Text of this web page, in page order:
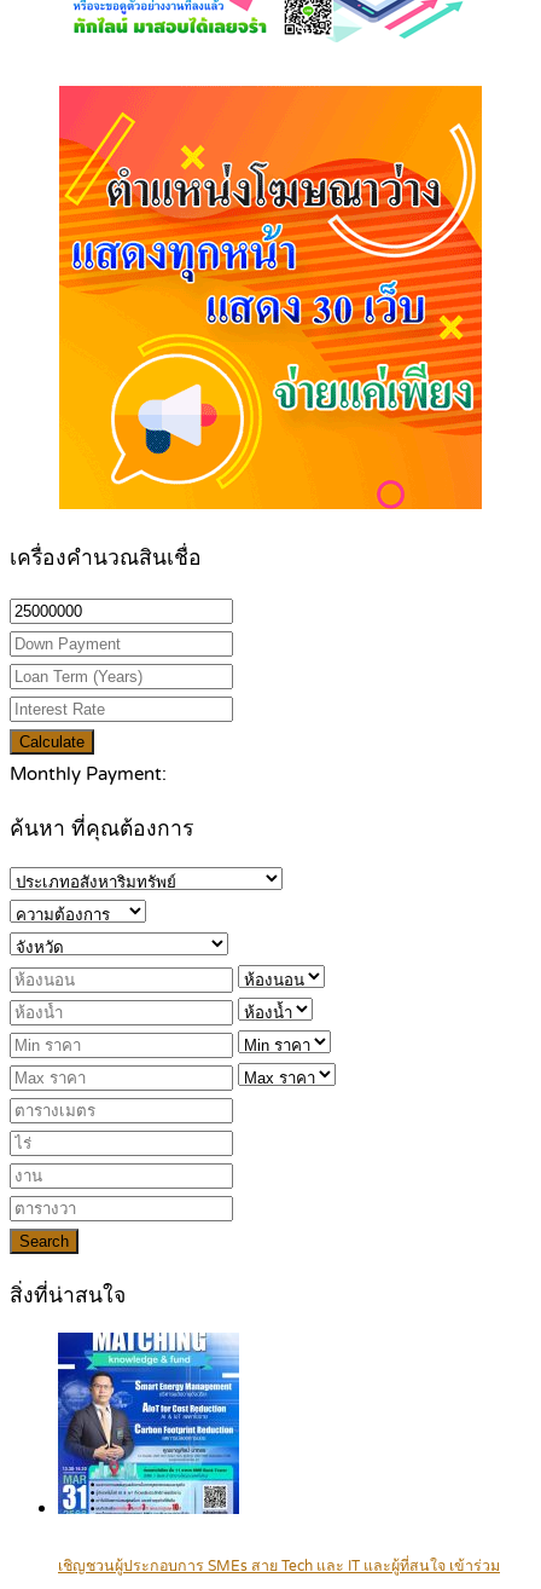
เครื่องคำนวณสินเชื่อ
Calculate
Monthly Payment:
ค้นหา ที่คุณต้องการ
Search
สิ่งที่น่าสนใจ
เชิญชวนผู้ประกอบการ SMEs สาย Tech และ IT และผู้ที่สนใจ เข้าร่วม